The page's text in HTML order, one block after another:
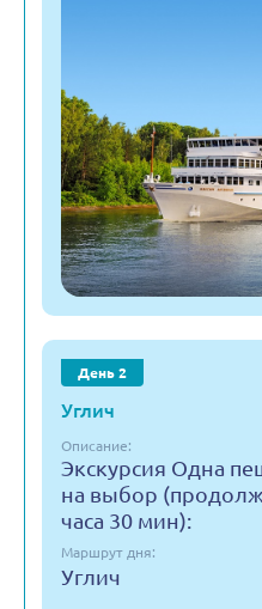
День 2
Углич
Описание:
Экскурсия Одна
на выбор
часа 30 мин):
Маршрут дня:
Углич